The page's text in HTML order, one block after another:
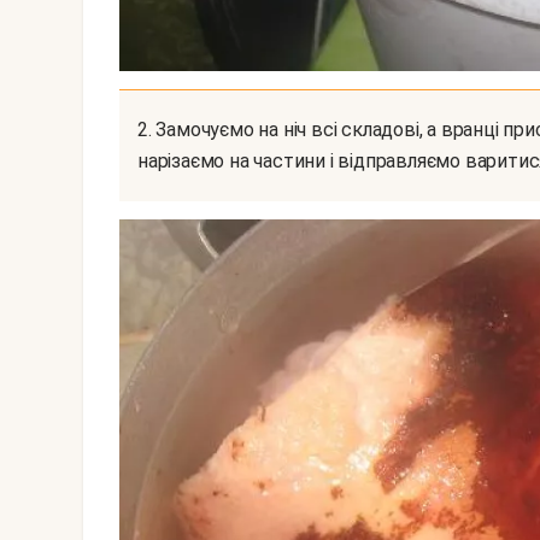
2. Замочуємо на ніч всі складові, а вранці приступаємо до їх ретельній обробці. Після миття
нарізаємо на частини і відправляємо